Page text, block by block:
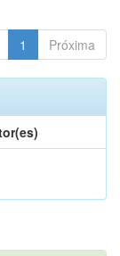
1 Próxima